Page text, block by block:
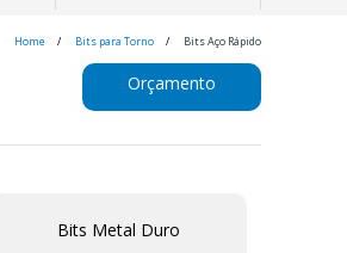
Home Bits para Torno Bits Aço Rápido
Orçamento
Bits Metal Duro